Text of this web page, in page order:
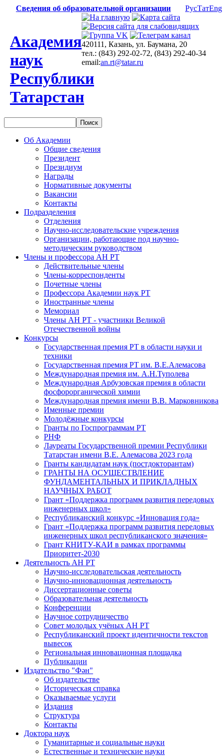
Сведения об образовательной организации РусТатEng
Академия
наук
Республики
Татарстан
420111, Казань, ул. Баумана, 20
тел.: (843) 292-02-72, (843) 292-40-34
email:an.rt@tatar.ru
Об Академии
Общие сведения
Президент
Президиум
Награды
Нормативные документы
Вакансии
Контакты
Подразделения
Отделения
Научно-исследовательские учреждения
Организации, работающие под научно-
методическим руководством
Члены и профессора АН РТ
Действительные члены
Члены-корреспонденты
Почетные члены
Профессора Академии наук РТ
Иностранные члены
Мемориал
Члены АН РТ - участники Великой
Отечественной войны
Конкурсы
Государственная премия РТ в области науки и
техники
Государственная премия РТ им. В.Е.Алемасова
Международная премия им. А.Н.Туполева
Международная Арбузовская премия в области
фосфорорганической химии
Международная премия имени В.В. Марковникова
Именные премии
Молодёжные конкурсы
Гранты по Госпрограммам РТ
РНФ
Лауреаты Государственной премии Республики
Татарстан имени В.Е. Алемасова 2023 года
Гранты кандидатам наук (постдокторантам)
ГРАНТЫ НА ОСУЩЕСТВЛЕНИЕ
ФУНДАМЕНТАЛЬНЫХ И ПРИКЛАДНЫХ
НАУЧНЫХ РАБОТ
Грант «Поддержка программ развития передовых
инженерных школ»
Республиканский конкурс «Инновация года»
Грант «Поддержка программ развития передовых
инженерных школ республиканского значения»
Грант КНИТУ-КАИ в рамках программы
Приоритет-2030
Деятельность АН РТ
Научно-исследовательская деятельность
Научно-инновационная деятельность
Диссертационные советы
Образовательная деятельность
Конференции
Научное сотрудничество
Совет молодых учёных АН РТ
Республиканский проект идентичности текстов
вывесок
Региональная инновационная площадка
Публикации
Издательство "Фән"
Об издательстве
Историческая справка
Оказываемые услуги
Издания
Структура
Контакты
Доктора наук
Гуманитарные и социальные науки
Естественные и технические науки